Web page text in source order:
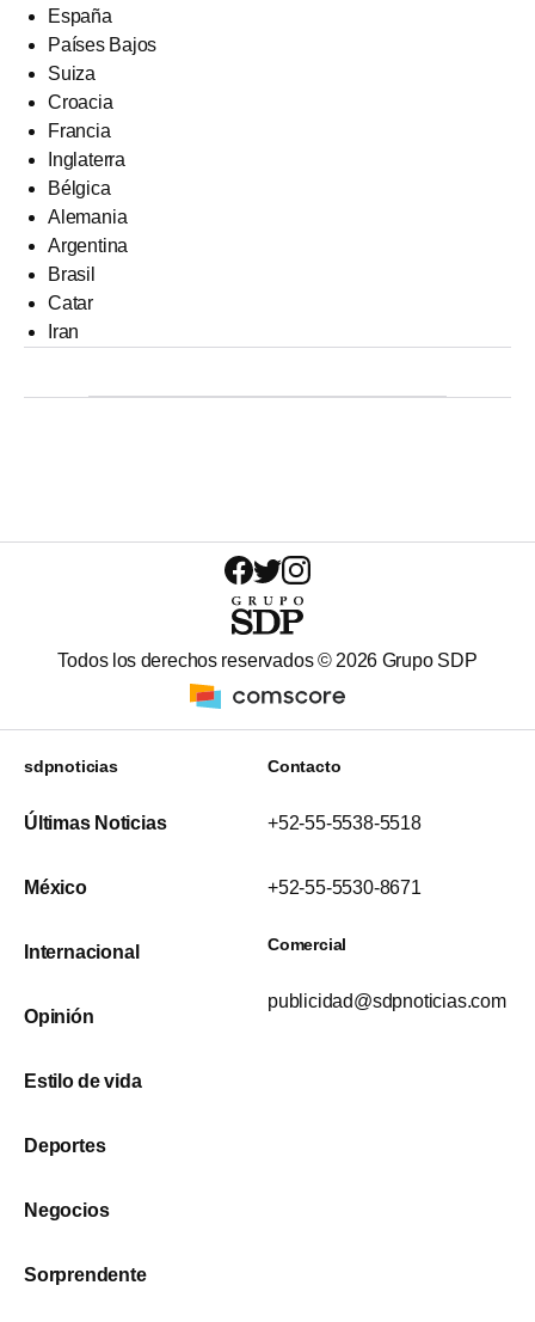
España
Países Bajos
Suiza
Croacia
Francia
Inglaterra
Bélgica
Alemania
Argentina
Brasil
Catar
Iran
Todos los derechos reservados © 2026 Grupo SDP
sdpnoticias
Últimas Noticias
México
Internacional
Opinión
Estilo de vida
Deportes
Negocios
Sorprendente
Contacto
+52-55-5538-5518
+52-55-5530-8671
Comercial
publicidad@sdpnoticias.com